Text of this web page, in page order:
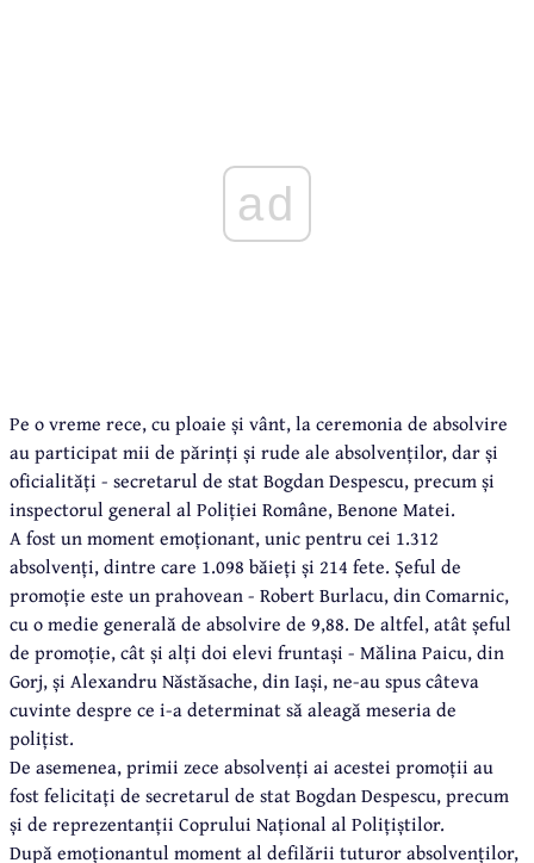
ad
Pe o vreme rece, cu ploaie și vânt, la ceremonia de absolvire
au participat mii de părinți și rude ale absolvenților, dar și
oficialități - secretarul de stat Bogdan Despescu, precum și
inspectorul general al Poliției Române, Benone Matei.
A fost un moment emoționant, unic pentru cei 1.312
absolvenți, dintre care 1.098 băieți și 214 fete. Șeful de
promoție este un prahovean - Robert Burlacu, din Comarnic,
cu o medie generală de absolvire de 9,88. De altfel, atât șeful
de promoție, cât și alți doi elevi fruntași - Mălina Paicu, din
Gorj, și Alexandru Năstăsache, din Iași, ne-au spus câteva
cuvinte despre ce i-a determinat să aleagă meseria de
polițist.
De asemenea, primii zece absolvenți ai acestei promoții au
fost felicitați de secretarul de stat Bogdan Despescu, precum
și de reprezentanții Coprului Național al Polițiștilor.
După emoționantul moment al defilării tuturor absolvenților,